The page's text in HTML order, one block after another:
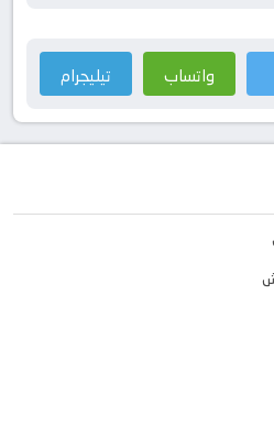
واتساب تيليجرام